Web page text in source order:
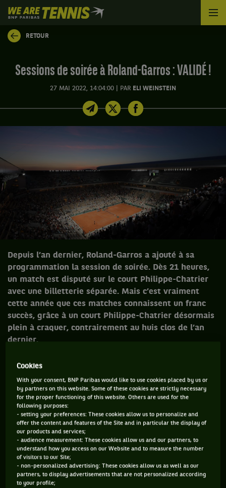
We
are
Tennis
by
Accueil
RETOUR
Sessions de soirée à Roland-Garros : VALIDÉ !
27 MAI 2022, 14:04:00 PAR ELI WEINSTEIN
Depuis l’an dernier, Roland-Garros a ajouté à sa
programmation la session de soirée. Dès 21 heures,
un match est disputé sur le court Philippe-Chatrier
avec une billetterie séparée. Mais c’est vraiment
cette année que ces matches connaissent un franc
succès, grâce à un court Philippe-Chatrier désormais
plein à craquer, contrairement au huis clos de l’an
dernier.
Au moment de découvrir la programmation du premier jeudi
de Roland-Garros, les mauvaises langues habituelles n’ont
pas hésité à envoyer du « Si j’avais payé 150 euros pour un
match de gonzesses, j’aurais les boules ». D’autres, un peu
moins grossiers/beaufs, évoquaient plus un risque de ne pas
en avoir tout à fait pour son argent, en comparaison avec une
session de soirée avec Rafael Nadal face à Corentin Moutet,
ou Novak Djokovic face à Yoshihito Nishioka. Et après les 24
premières minutes et les 6 jeux d'affilée remportés par Alizé
Cornet, toutes ces langues de vipères se régalaient à dire
Cookies
With your consent, BNP Paribas would like to use cookies placed by us or
by partners on this website. Some of these cookies are strictly necessary
for the proper functioning of this website. Others are used for the
following purposes:
- setting your preferences: These cookies allow us to personalize and
offer the content and features of the Site and in particular the display of
our products and services;
- audience measurement: These cookies allow us and our partners, to
understand how you access on our Website and to measure the number
of visitors to our Site;
- non-personalized advertising: These cookies allow us as well as our
partners, to display advertisements that are not personalized according
to your profile;